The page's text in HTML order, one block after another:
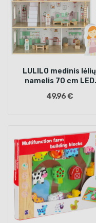
LULILO medinis lėlių
namelis 70 cm LED
49,96 €